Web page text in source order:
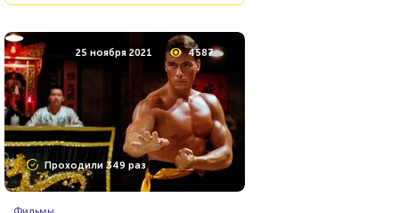
25 ноября 2021 4587
Проходили 349 раз